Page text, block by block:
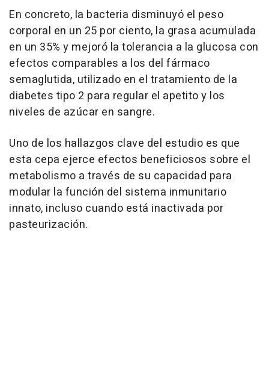
En concreto, la bacteria disminuyó el peso
corporal en un 25 por ciento, la grasa acumulada
en un 35% y mejoró la tolerancia a la glucosa con
efectos comparables a los del fármaco
semaglutida, utilizado en el tratamiento de la
diabetes tipo 2 para regular el apetito y los
niveles de azúcar en sangre.
Uno de los hallazgos clave del estudio es que
esta cepa ejerce efectos beneficiosos sobre el
metabolismo a través de su capacidad para
modular la función del sistema inmunitario
innato, incluso cuando está inactivada por
pasteurización.